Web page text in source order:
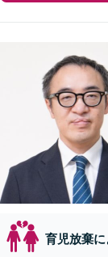
育児放棄